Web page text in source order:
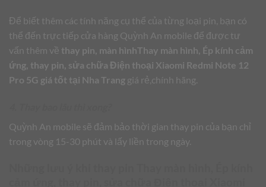
Để biết thêm các tính năng cụ thể của từng loại pin, bạn có
thể đến trực tiếp cửa hàng Quỳnh An mobile để được tư
vấn thêm về thay pin, màn hìnhThay màn hình, Ép kính cảm
ứng, thay pin, sửa chữa Điện thoại Xiaomi Redmi Note 12
Pro 5G giá tốt tại Nha Trang giá rẻ,chính hãng.
Quỳnh An mobile sẽ đảm bảo thời gian thay pin của bạn chỉ
trong vòng 15-30 phút và lấy liền trong ngày.